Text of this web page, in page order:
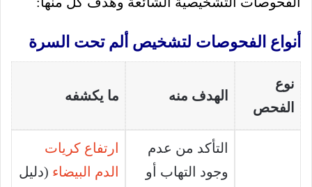
أنواع الفحوصات لتشخيص ألم تحت السرة
نوع
الفحص
الهدف منه ما يكشفه
التأكد من عدم
وجود التهاب أو
ارتفاع كريات
الدم البيضاء (دليل